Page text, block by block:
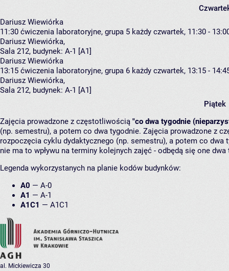
Dariusz Wiewiórka
11:30 ćwiczenia laboratoryjne, grupa 5 każdy czwartek, 11:30 -
Dariusz Wiewiórka,
Sala 212, budynek: A-1 [A1]
Dariusz Wiewiórka
13:15 ćwiczenia laboratoryjne, grupa 6 każdy czwartek, 13:15 -
Dariusz Wiewiórka,
Sala 212, budynek: A-1 [A1]
Piątek
Zajęcia prowadzone z częstotliwością "co dwa tygodnie
(np. semestru), a potem co dwa tygodnie. Zajęcia prowadzone z
rozpoczęcia cyklu dydaktycznego (np. semestru), a potem co
nie ma to wpływu na terminy kolejnych zajęć - odbędą się one
Legenda wykorzystanych na planie kodów budynków:
A0 — A-0
A1 — A-1
A1C1 — A1C1
al. Mickiewicza 30